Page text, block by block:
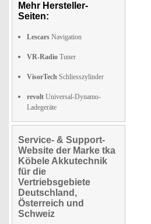
Mehr Hersteller-
Seiten:
Lescars Navigation
VR-Radio Tuner
VisorTech Schliesszylinder
revolt Universal-Dynamo-
Ladegeräte
Service- & Support-
Website der Marke tka
Köbele Akkutechnik
für die
Vertriebsgebiete
Deutschland,
Österreich und
Schweiz